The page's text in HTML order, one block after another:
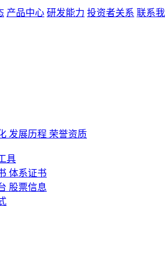
产品中心 研发能力 投资者关系 联系
发展历程 荣誉资质
具
体系证书
股票信息